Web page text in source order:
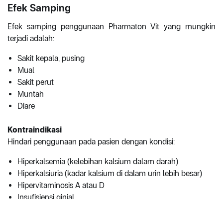
Efek Samping
Efek samping penggunaan Pharmaton Vit yang mungkin
terjadi adalah:
Sakit kepala, pusing
Mual
Sakit perut
Muntah
Diare
Kontraindikasi
Hindari penggunaan pada pasien dengan kondisi:
Hiperkalsemia (kelebihan kalsium dalam darah)
Hiperkalsiuria (kadar kalsium di dalam urin lebih besar)
Hipervitaminosis A atau D